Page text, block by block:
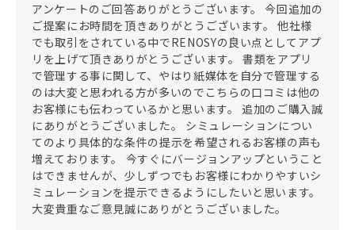
アンケートのご回答ありがとうございます。 今回追加の
ご提案にお時間を頂きありがとうございます。 他社様
でも取引をされている中でRENOSYの良い点としてアプ
リを上げて頂きありがとうございます。 書類をアプリ
で管理する事に関して、やはり紙媒体を自分で管理する
のは大変と思われる方が多いのでこちらの口コミは他の
お客様にも伝わっているかと思います。 追加のご購入誠
にありがとうございました。 シミュレーションについ
てのより具体的な条件の提示を希望されるお客様の声も
増えております。 今すぐにバージョンアップということ
はできませんが、少しずつでもお客様にわかりやすいシ
ミュレーションを提示できるようにしたいと思います。
大変貴重なご意見誠にありがとうございました。